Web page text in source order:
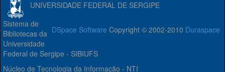
UNIVERSIDADE FEDERAL DE SERGIPE
DSpace Software Copyright © 2002-2010 Duraspace
Sistema de
Bibliotecas da
Universidade
Federal de Sergipe - SIBIUFS
Núcleo de Tecnologia da Informação - NTI